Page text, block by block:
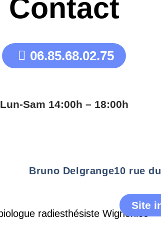
Contact
06.85.68.02.75
Lun-Sam 14:00h – 18:00h
Bruno Delgrange10 rue
Site